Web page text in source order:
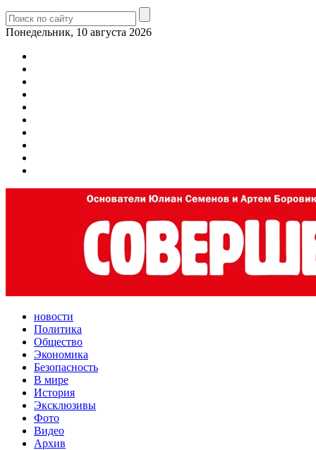
Понедельник, 10 августа 2026
новости
Политика
Общество
Экономика
Безопасность
В мире
История
Эксклюзивы
Фото
Видео
Архив